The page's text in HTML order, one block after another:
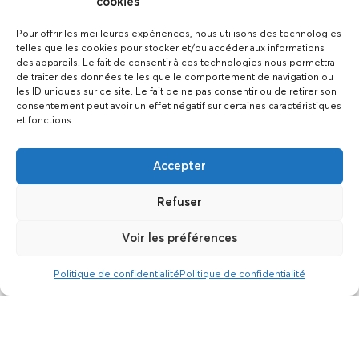
Pour offrir les meilleures expériences, nous utilisons des technologies
telles que les cookies pour stocker et/ou accéder aux informations
des appareils. Le fait de consentir à ces technologies nous permettra
de traiter des données telles que le comportement de navigation ou
les ID uniques sur ce site. Le fait de ne pas consentir ou de retirer son
consentement peut avoir un effet négatif sur certaines caractéristiques
et fonctions.
Accepter
Refuser
Voir les préférences
Politique de confidentialité Politique de confidentialité